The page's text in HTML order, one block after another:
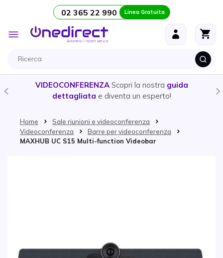
Salta al contenuto 02 365 22 990 Linea Gratuita
Toggle
Nav
VIDEOCONFERENZA Scopri la nostra guida
dettagliata e diventa un esperto!
Home
Sale riunioni e videoconferenza
Videoconferenza
Barre per videoconferenza
MAXHUB UC S15 Multi-function Videobar